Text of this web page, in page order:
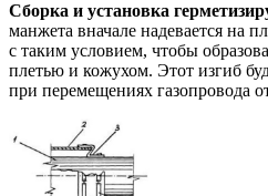
Сборка и установка
манжета вначале надевается на
с таким условием, чтобы
плетью и кожухом. Этот изгиб
при перемещениях газопровода